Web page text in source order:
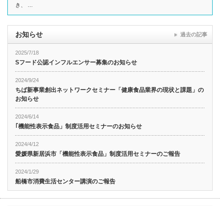
き、 …
お知らせ
2025/7/18
Sフード公認インフルエンサー募集のお知らせ
2024/9/24
ちば新事業創出ネットワークセミナー「健康食品業界の現状と課題」の
お知らせ
2024/6/14
｢機能性表示食品」制度活用セミナーのお知らせ
2024/4/12
愛媛県新居浜市「機能性表示食品」制度活用セミナーのご報告
2024/1/29
船橋市消費生活センター講演のご報告
過去の記事